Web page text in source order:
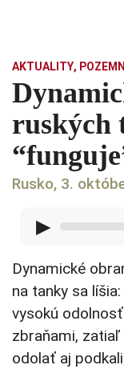
AKTUALITY,
ruských
Rusko, 3.
▶
Dynamické
na tanky sa
vysokú
zbraňami, zatiaľ
odolať aj